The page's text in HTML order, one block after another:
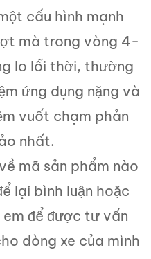
cấu hình mạnh
mà trong vòng 4-
lo lỗi thời, thường
ứng dụng nặng và
vuốt chạm phản
nhất.
mã sản phẩm nào
lại bình luận hoặc
để được tư vấn
dòng xe của mình